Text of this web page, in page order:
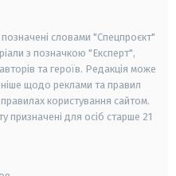
позначені словами "Спецпроєкт"
з позначкою "Експерт",
та героїв. Редакція може
щодо реклами та правил
користування сайтом.
призначені для осіб старше 21